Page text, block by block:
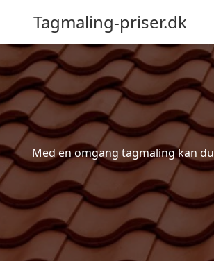
Tagmaling-priser.dk
Med en omgang tagmaling kan